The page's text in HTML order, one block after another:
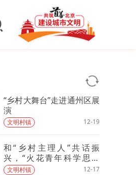
“乡村大舞台”走进通州区展
演
文明村镇 12-19
和“乡村主理人”共话振
兴，“火花青年科学思想
会”走进延庆
文明村镇 12-17